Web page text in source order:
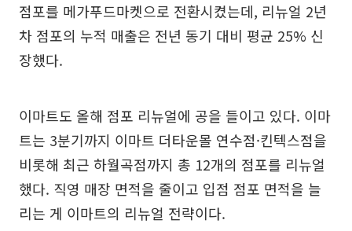
점포를 메가푸드마켓으로 전환시켰는데, 리뉴얼 2년
차 점포의 누적 매출은 전년 동기 대비 평균 25% 신
장했다.
이마트도 올해 점포 리뉴얼에 공을 들이고 있다. 이마
트는 3분기까지 이마트 더타운몰 연수점·킨텍스점을
비롯해 최근 하월곡점까지 총 12개의 점포를 리뉴얼
했다. 직영 매장 면적을 줄이고 입점 점포 면적을 늘
리는 게 이마트의 리뉴얼 전략이다.